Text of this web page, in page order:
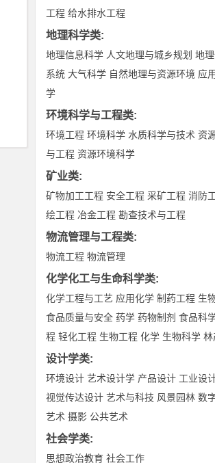
工程 给水排水工程
地理科学类:
地理信息科学 人文地理与城乡规划 地
系统 大气科学 自然地理与资源环境 应
学
环境科学与工程类:
环境工程 环境科学 水质科学与技术 资
与工程 资源环境科学
矿业类:
矿物加工工程 安全工程 采矿工程 消防
绘工程 冶金工程 勘查技术与工程
物流管理与工程类:
物流工程 物流管理
化学化工与生命科学类:
化学工程与工艺 应用化学 制药工程 生
食品质量与安全 药学 药物制剂 食品科
程 轻化工程 生物工程 化学 生物科学 林
设计学类:
环境设计 艺术设计学 产品设计 工业设
视觉传达设计 艺术与科技 风景园林 数
艺术 摄影 公共艺术
社会学类:
思想政治教育 社会工作